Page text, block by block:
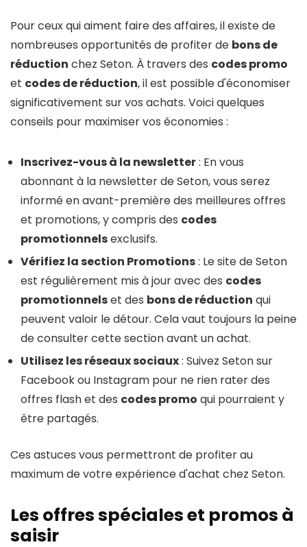
Pour ceux qui aiment faire des affaires, il existe de
nombreuses opportunités de profiter de bons de
réduction chez Seton. À travers des codes promo
et codes de réduction, il est possible d'économiser
significativement sur vos achats. Voici quelques
conseils pour maximiser vos économies :
Inscrivez-vous à la newsletter: En vous
abonnant à la newsletter de Seton, vous serez
informé en avant-première des meilleures offres
et promotions, y compris des codes
promotionnelsexclusifs.
Vérifiez la section Promotions: Le site de Seton
est régulièrement mis à jour avec des codes
promotionnelset des bons de réduction qui
peuvent valoir le détour. Cela vaut toujours la peine
de consulter cette section avant un achat.
Utilisez les réseaux sociaux: Suivez Seton sur
Facebook ou Instagram pour ne rien rater des
offres flash et des codes promo qui pourraient y
être partagés.
Ces astuces vous permettront de profiter au
maximum de votre expérience d'achat chez Seton.
Les offres spéciales et promos à
saisir